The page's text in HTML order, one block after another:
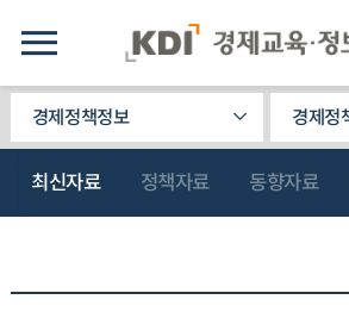
경제정책정보 경제정
최신자료 정책자료 동향자료